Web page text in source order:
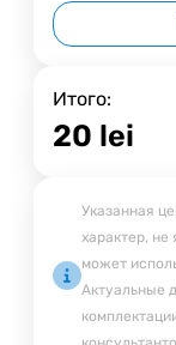
Итого:
20 lei
Указанная
характер, не
может
Актуальные